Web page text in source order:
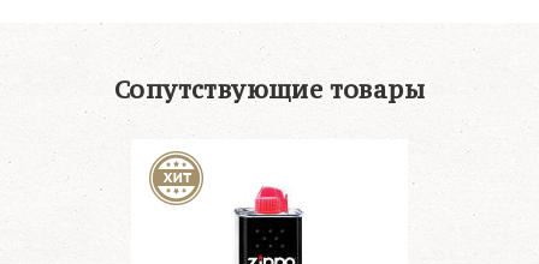
Сопутствующие товары